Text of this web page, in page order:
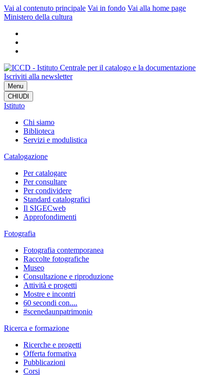
Vai al contenuto principale Vai in fondo Vai alla home page
Ministero della cultura
Iscriviti alla newsletter
Menu
CHIUDI
Istituto
Chi siamo
Biblioteca
Servizi e modulistica
Catalogazione
Per catalogare
Per consultare
Per condividere
Standard catalografici
Il SIGECweb
Approfondimenti
Fotografia
Fotografia contemporanea
Raccolte fotografiche
Museo
Consultazione e riproduzione
Attività e progetti
Mostre e incontri
60 secondi con....
#scenedaunpatrimonio
Ricerca e formazione
Ricerche e progetti
Offerta formativa
Pubblicazioni
Corsi